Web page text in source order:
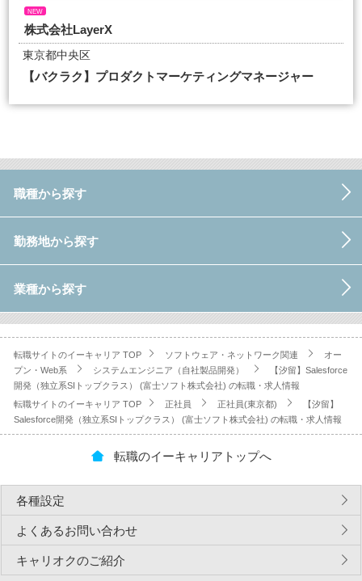
NEW
株式会社LayerX
東京都中央区
【バクラク】プロダクトマーケティングマネージャー
職種から探す
勤務地から探す
業種から探す
転職サイトのイーキャリア TOP ソフトウェア・ネットワーク関連
オー
プン・Web系
システムエンジニア（自社製品開発）
【汐留】Salesforce
開発（独立系SIトップクラス） (富士ソフト株式会社) の転職・求人情報
転職サイトのイーキャリア TOP
正社員 正社員(東京都)
【汐留】
Salesforce開発（独立系SIトップクラス） (富士ソフト株式会社) の転職・求人情報
転職のイーキャリアトップへ
各種設定
よくあるお問い合わせ
キャリオクのご紹介